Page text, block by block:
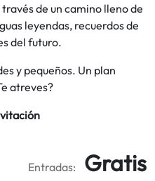
de un camino lleno de
leyendas, recuerdos de
del futuro.
y pequeños. Un plan
atreves?
Entradas: Gratis